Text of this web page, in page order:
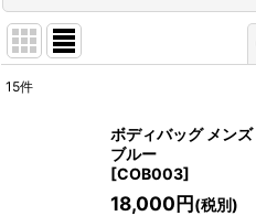
15件
ボディバッグ メン
ブルー
[COB003]
18,000円(税別)